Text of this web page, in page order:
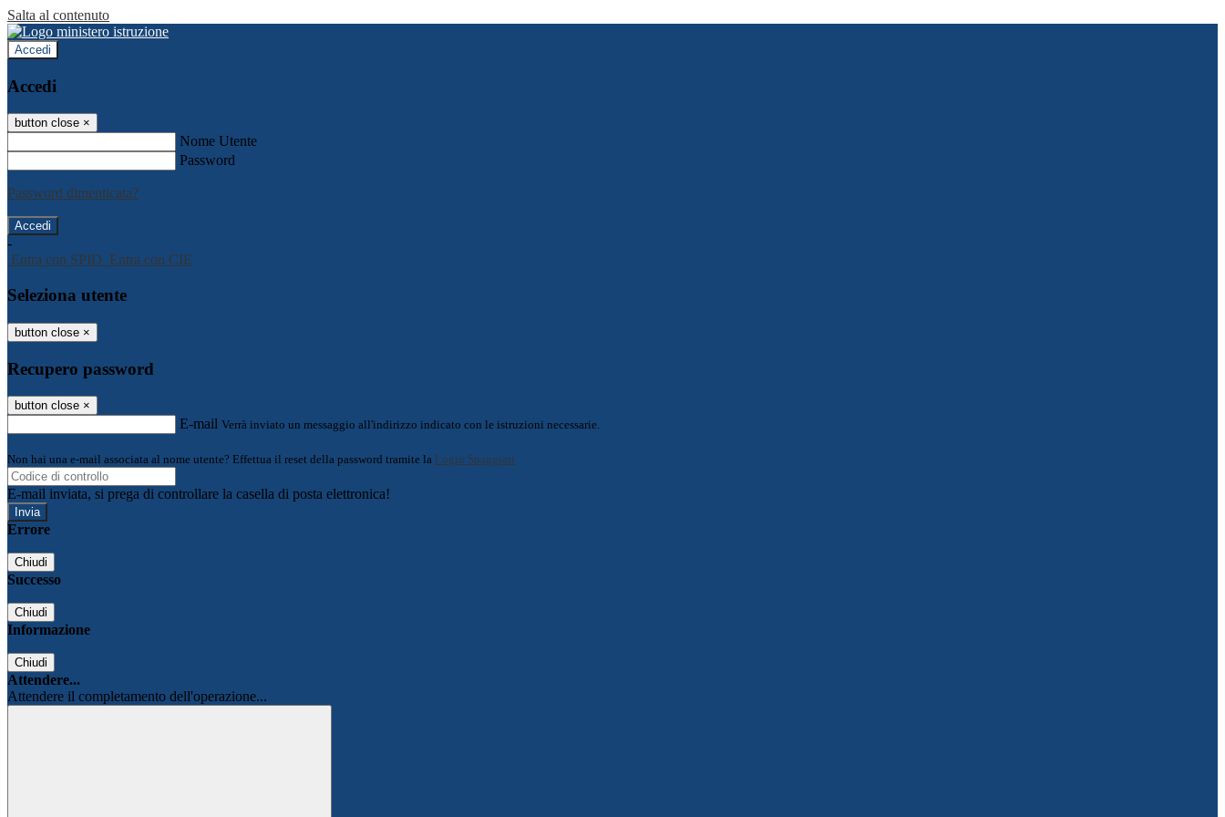
Salta al contenuto
Accedi
Accedi
button close ×
Nome Utente
Password
Password dimenticata?
-
Entra con SPID Entra con CIE
Seleziona utente
button close ×
Recupero password
button close ×
E-mail Verrà inviato un messaggio all'indirizzo indicato con le istruzioni necessarie.
Non hai una e-mail associata al nome utente? Effettua il reset della password tramite la Login Spaggiari
E-mail inviata, si prega di controllare la casella di posta elettronica!
Errore
Chiudi
Successo
Chiudi
Informazione
Chiudi
Attendere...
Attendere il completamento dell'operazione...